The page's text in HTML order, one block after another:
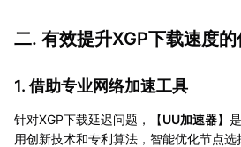
二. 有效提升XGP下载速度
1. 借助专业网络加速工具
针对XGP下载延迟问题，【UU加速器】
用创新技术和专利算法，智能优化节点